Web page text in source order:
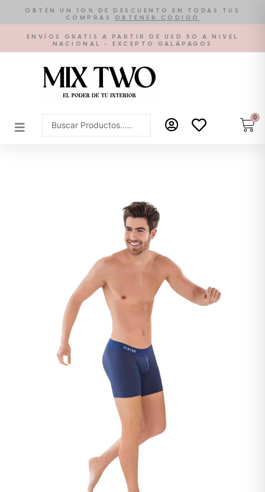
contenido
OBTÉN UN 10% DE DESCUENTO EN TODAS TUS
COMPRAS
OBTENER CÓDIGO
ENVÍOS GRATIS A PARTIR DE USD 50 A NIVEL
NACIONAL - EXCEPTO GALÁPAGOS
Search
...
0